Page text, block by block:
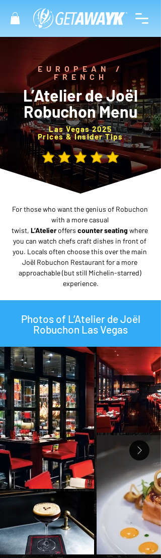
EUROPEAN /
FRENCH
L’Atelier de Joël
Robuchon Menu
Las Vegas 2025
Prices & Insider Tips
average rating is 5 out of 5
For those who want the genius of Robuchon
with a more casual
twist, L’Atelier offers counter seating where
you can watch chefs craft dishes in front of
you. Locals often choose this over the main
Joël Robuchon Restaurant for a more
approachable (but still Michelin-starred)
experience.
Photos of L’Atelier de Joël
Robuchon Las Vegas